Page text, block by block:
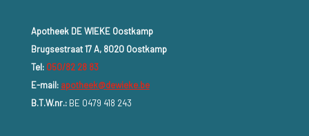
Apotheek DE WIEKE Oostkamp
Brugsestraat 17 A, 8020 Oostkamp
Tel: 050/82 28 83
E-mail: apotheek@dewieke.be
B.T.W.nr.:BE 0479 418 243